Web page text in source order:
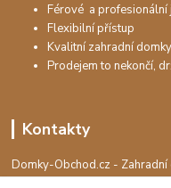
Férové a profesionální
Flexibilní přístup
Kvalitní zahradní
Prodejem to nekončí,
Kontakty
Domky-Obchod.cz - Zahradní